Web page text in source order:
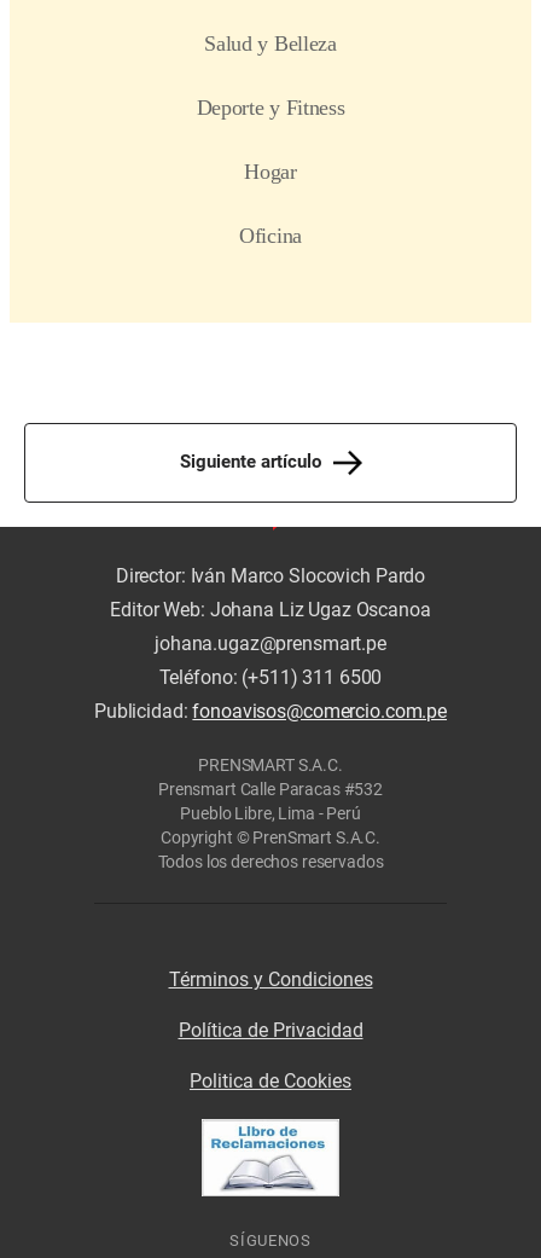
Siguiente artículo
Director: Iván Marco Slocovich Pardo
Editor Web: Johana Liz Ugaz Oscanoa
johana.ugaz@prensmart.pe
Teléfono: (+511) 311 6500
Publicidad:fonoavisos@comercio.com.pe
PRENSMART S.A.C.
Prensmart Calle Paracas #532
Pueblo Libre, Lima - Perú
Copyright © PrenSmart S.A.C.
Todos los derechos reservados
Términos y Condiciones
Política de Privacidad
Politica de Cookies
SÍGUENOS